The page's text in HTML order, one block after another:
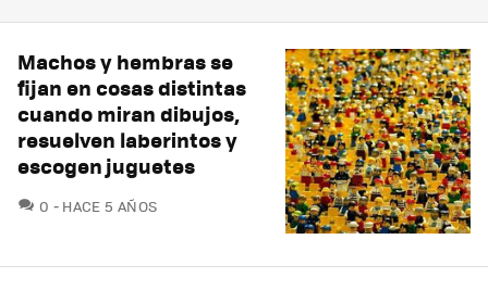
Machos y hembras se
fijan en cosas distintas
cuando miran dibujos,
resuelven laberintos y
escogen juguetes
0 COMENTARIOS
HACE 5 AÑOS